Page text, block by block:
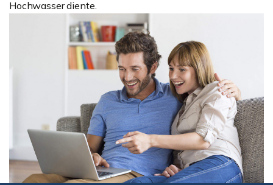
Hochwasser diente.